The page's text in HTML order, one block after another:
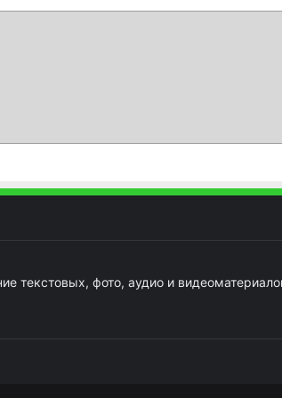
текстовых, фото, аудио и